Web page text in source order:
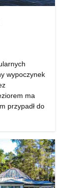
wypoczynek
ma
przypadł do